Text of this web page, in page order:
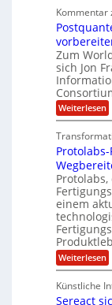
U
S
-
D
o
l
l
a
E
A
u
n
d
L
a
t
e
i
n
a
e
r
i
k
a
e
f
C
u
s
t
o
e
r
ff
c
e
n
e
t
K
o
p
e
t
e
n
z
e
n
t
r
u
f
ü
r
3
D
D
r
f
t
r
a
g
s
d
ä
m
p
e
f
ü
r
d
e
n
a
s
c
h
n
Kommentar
Zum
sich Jon
Weiterlesen:
P
s
t
q
u
a
n
t
e
n
k
r
y
p
t
o
einem
Weiterlesen:
P
o
t
Künstliche
Sereact